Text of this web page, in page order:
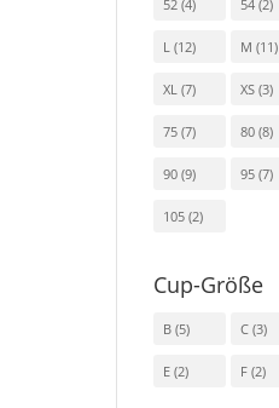
52 (4) 54 (2)
L (12) M (11)
XL (7) XS (3)
75 (7) 80 (8)
90 (9) 95 (7)
105 (2)
Cup-Größe
B (5) C (3)
E (2) F (2)